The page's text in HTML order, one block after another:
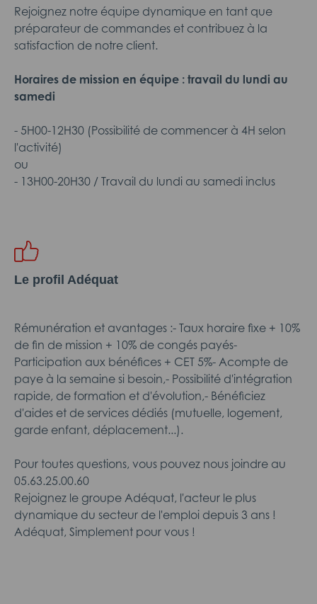
Rejoignez notre équipe dynamique en tant que
préparateur de commandes et contribuez à la
satisfaction de notre client.
Horaires de mission en équipe : travail du lundi au
samedi
- 5H00-12H30 (Possibilité de commencer à 4H selon
l'activité)
ou
- 13H00-20H30 / Travail du lundi au samedi inclus
Le profil Adéquat
Rémunération et avantages :- Taux horaire fixe + 10%
de fin de mission + 10% de congés payés-
Participation aux bénéfices + CET 5%- Acompte de
paye à la semaine si besoin,- Possibilité d'intégration
rapide, de formation et d'évolution,- Bénéficiez
d'aides et de services dédiés (mutuelle, logement,
garde enfant, déplacement...).
Pour toutes questions, vous pouvez nous joindre au
05.63.25.00.60
Rejoignez le groupe Adéquat, l'acteur le plus
dynamique du secteur de l'emploi depuis 3 ans !
Adéquat, Simplement pour vous !